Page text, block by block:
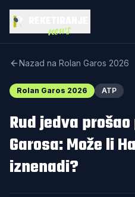
news
Nazad na Rolan Garos 2026
Rolan Garos 2026 ATP
Rud jedva
Garosa: Može li
iznenadi?